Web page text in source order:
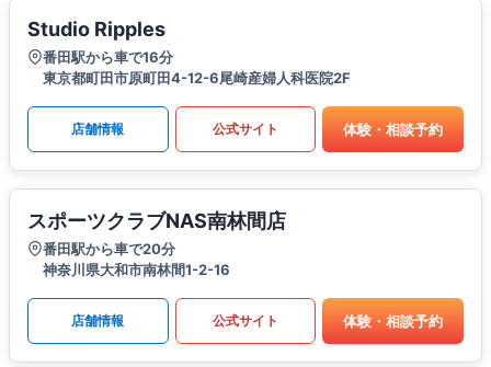
Studio Ripples
番田駅から車で16分
東京都町田市原町田4-12-6尾崎産婦人科医院2F
店舗情報 公式サイト 体験・相談予約
スポーツクラブNAS南林間店
番田駅から車で20分
神奈川県大和市南林間1-2-16
店舗情報 公式サイト 体験・相談予約